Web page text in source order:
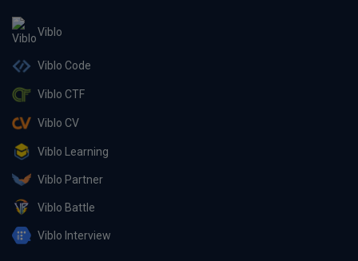
Viblo
Viblo Code
Viblo CTF
Viblo CV
Viblo Learning
Viblo Partner
Viblo Battle
Viblo Interview